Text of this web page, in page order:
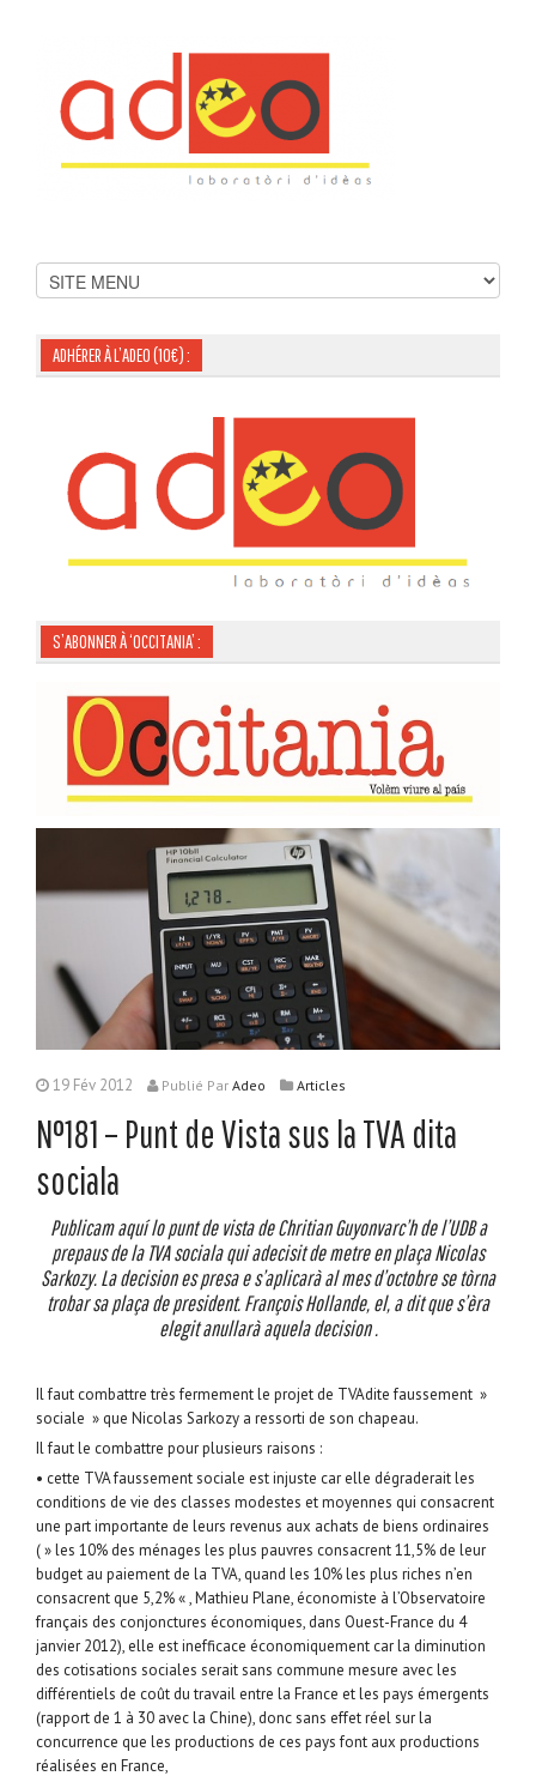
ADHÉRER À L’ADEO (10€) :
S’ABONNER À ‘OCCITANIA’ :
19 Fév 2012 Publié Par Adeo Articles
N°181 – Punt de Vista sus la TVA dita
sociala
Publicam aquí lo punt de vista de Chritian Guyonvarc’h de l’UDB a
prepaus de la TVA sociala qui adecisit de metre en plaça Nicolas
Sarkozy. La decision es presa e s’aplicarà al mes d’octobre se tòrna
trobar sa plaça de president. François Hollande, el, a dit que s’èra
elegit anullarà aquela decision .
Il faut combattre très fermement le projet de TVAdite faussement »
sociale » que Nicolas Sarkozy a ressorti de son chapeau.
Il faut le combattre pour plusieurs raisons :
• cette TVA faussement sociale est injuste car elle dégraderait les
conditions de vie des classes modestes et moyennes qui consacrent
une part importante de leurs revenus aux achats de biens ordinaires
( » les 10% des ménages les plus pauvres consacrent 11,5% de leur
budget au paiement de la TVA, quand les 10% les plus riches n’en
consacrent que 5,2% « , Mathieu Plane, économiste à l’Observatoire
français des conjonctures économiques, dans Ouest-France du 4
janvier 2012), elle est inefficace économiquement car la diminution
des cotisations sociales serait sans commune mesure avec les
différentiels de coût du travail entre la France et les pays émergents
(rapport de 1 à 30 avec la Chine), donc sans effet réel sur la
concurrence que les productions de ces pays font aux productions
réalisées en France,